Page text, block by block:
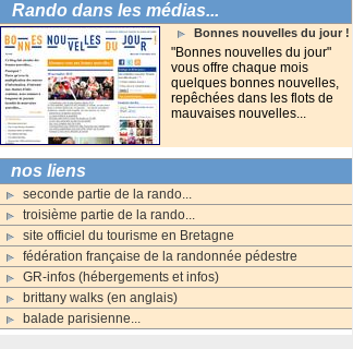
Rando dans les médias...
Bonnes nouvelles du jour !
"Bonnes nouvelles du jour"
vous offre chaque mois
quelques bonnes nouvelles,
repêchées dans les flots de
mauvaises nouvelles...
nos liens
seconde partie de la rando...
troisième partie de la rando...
site officiel du tourisme en Bretagne
fédération française de la randonnée pédestre
GR-infos (hébergements et infos)
brittany walks (en anglais)
balade parisienne...